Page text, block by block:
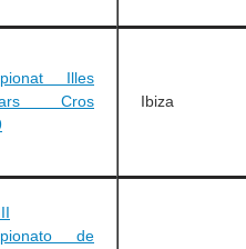
Illes
Cros
Ibiza
de